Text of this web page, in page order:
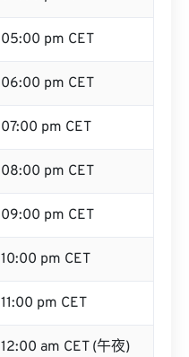
05:00 pm CET
06:00 pm CET
07:00 pm CET
08:00 pm CET
09:00 pm CET
10:00 pm CET
11:00 pm CET
12:00 am CET (午夜)